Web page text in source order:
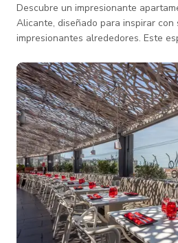
Descubre un impresionante
Alicante, diseñado para inspirar
impresionantes alrededores. Este
ideal para sesiones fotográficas,
cinematográficas o reuniones íntimas. Aspectos
incluyen: Amplio salón: Enmarcado por particiones de vidrio,
que ofrece vistas panorámicas del
Castillo de Santa Bárbara.